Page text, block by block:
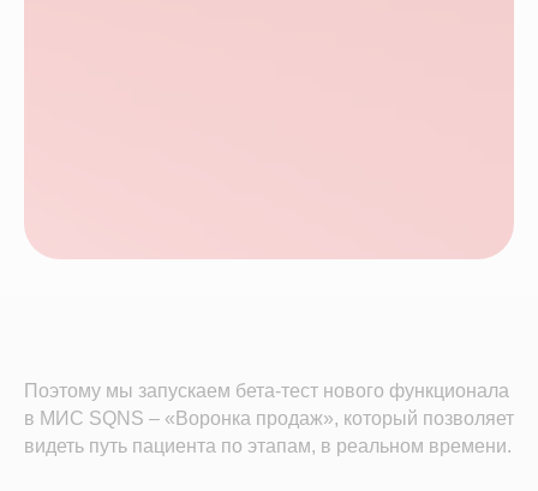
Поэтому мы запускаем бета-тест нового функционала
в МИС SQNS – «Воронка продаж», который позволяет
видеть путь пациента по этапам, в реальном времени.